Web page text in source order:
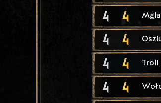
4 4
4 4
4 4 Troll
4 4